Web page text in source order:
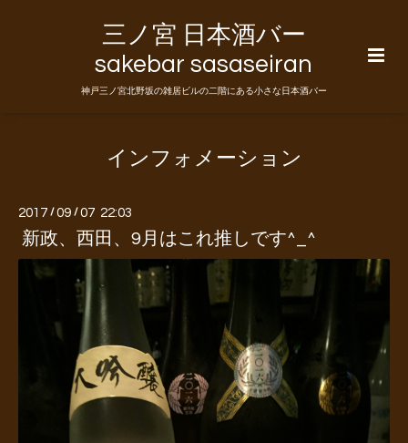
三ノ宮 日本酒バー
sakebar sasaseiran
神戸三ノ宮北野坂の雑居ビルの二階にある小さな日本酒バー
インフォメーション
2017 /09 /07 22:03
新政、西田、9月はこれ推しです^_^